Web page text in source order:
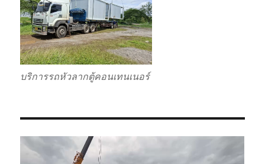
บริการรถหัวลากตู้คอนเทนเนอร์